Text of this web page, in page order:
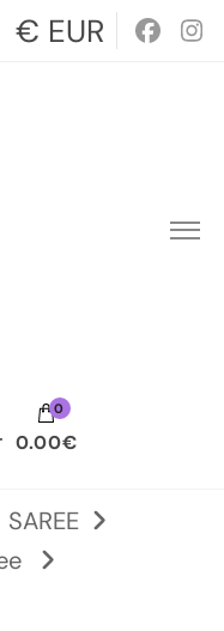
€ EUR
0
0.00€
vide.
SAREE